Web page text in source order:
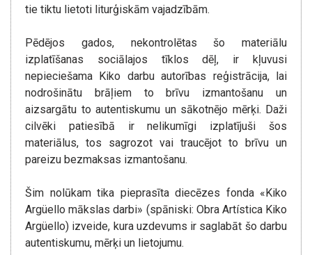
tie tiktu lietoti liturģiskām vajadzībām.
Pēdējos gados, nekontrolētas šo materiālu
izplatīšanas sociālajos tīklos dēļ, ir kļuvusi
nepieciešama Kiko darbu autorības reģistrācija, lai
nodrošinātu brāļiem to brīvu izmantošanu un
aizsargātu to autentiskumu un sākotnējo mērķi. Daži
cilvēki patiesībā ir nelikumīgi izplatījuši šos
materiālus, tos sagrozot vai traucējot to brīvu un
pareizu bezmaksas izmantošanu.
Šim nolūkam tika pieprasīta diecēzes fonda «Kiko
Argüello mākslas darbi» (spāniski: Obra Artística Kiko
Argüello) izveide, kura uzdevums ir saglabāt šo darbu
autentiskumu, mērķi un lietojumu.